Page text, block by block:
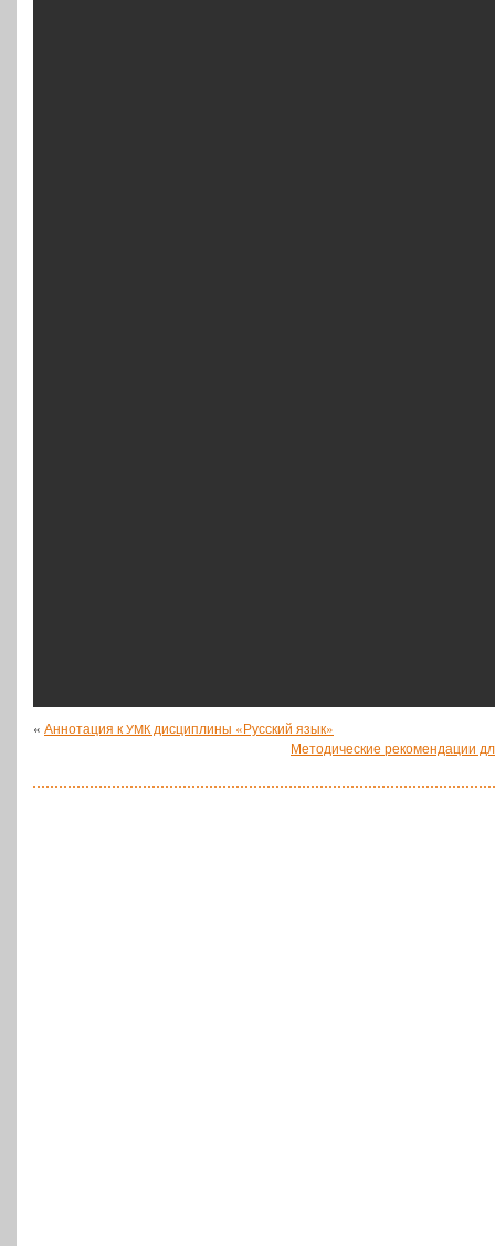
« Аннотация к УМК дисциплины «Русский язык»
Методические рекомендации